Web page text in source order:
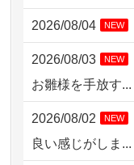
2026/08/04 15:40
2026/08/04 14:04
2026/08/04 NEW
2026/08/03 NEW
お雛様を手放す...
2026/08/02 NEW
良い感じがしま...